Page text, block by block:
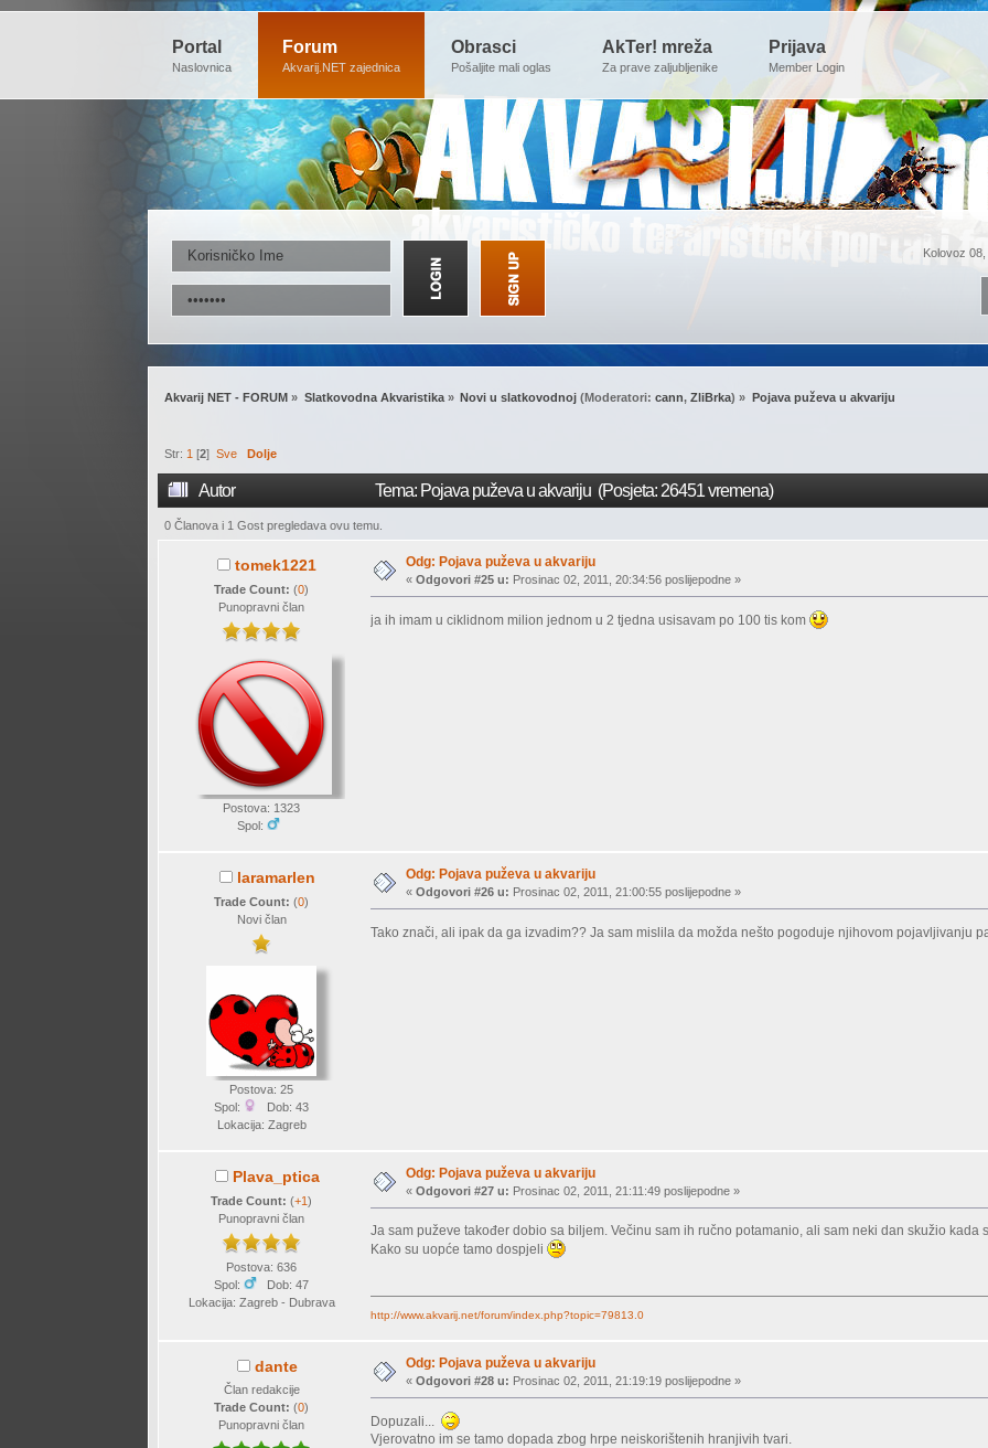
Portal
Naslovnica
Forum
Akvarij.NET zajednica
Obrasci
Pošaljite mali oglas
AkTer! mreža
Za prave zaljubljenike
Prijava
Member Login
Kolovoz
Akvarij NET - FORUM » Slatkovodna Akvaristika» Novi u slatkovodnoj (Moderatori:cann,ZliBrka) » Pojava puževa u akvariju
Str: 1[2] Sve Dolje
Autor Tema: Pojava puževa u akvariju (Posjeta: 26451 vremena)
0 Članova i 1 Gost pregledava ovu temu.
tomek1221
Trade Count:(0)
Punopravni član
Postova: 1323
Spol:
Odg: Pojava puževa u akvariju
«Odgovori #25 u: Prosinac 02, 2011, 20:34:56 poslijepodne »
ja ih imam u ciklidnom milion jednom u 2 tjedna usisavam po 100 tis kom
laramarlen
Trade Count:(0)
Novi član
Postova: 25
Spol:
Dob: 43
Lokacija: Zagreb
Odg: Pojava puževa u akvariju
«Odgovori #26 u: Prosinac 02, 2011, 21:00:55 poslijepodne »
Tako znači, ali ipak da ga izvadim?? Ja sam mislila da možda nešto pogoduje njihovom pojavljivanju
Plava_ptica
Trade Count:(+1)
Punopravni član
Postova: 636
Spol:
Dob: 47
Lokacija: Zagreb - Dubrava
Odg: Pojava puževa u akvariju
«Odgovori #27 u: Prosinac 02, 2011, 21:11:49 poslijepodne »
Ja sam puževe također dobio sa biljem. Večinu sam ih ručno potamanio, ali sam neki dan skužio kada
Kako su uopće tamo dospjeli
http://www.akvarij.net/forum/index.php?topic=79813.0
dante
Član redakcije
Trade Count:(0)
Punopravni član
Odg: Pojava puževa u akvariju
«Odgovori #28 u: Prosinac 02, 2011, 21:19:19 poslijepodne »
Dopuzali...
Vjerovatno im se tamo dopada zbog hrpe neiskorištenih hranjivih tvari.